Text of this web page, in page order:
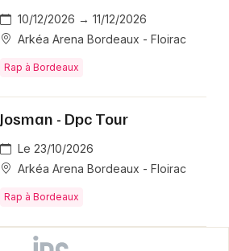
10/12/2026 → 11/12/2026
Arkéa Arena Bordeaux - Floirac
Rap à Bordeaux
Josman - Dpc Tour
Le 23/10/2026
Arkéa Arena Bordeaux - Floirac
Rap à Bordeaux